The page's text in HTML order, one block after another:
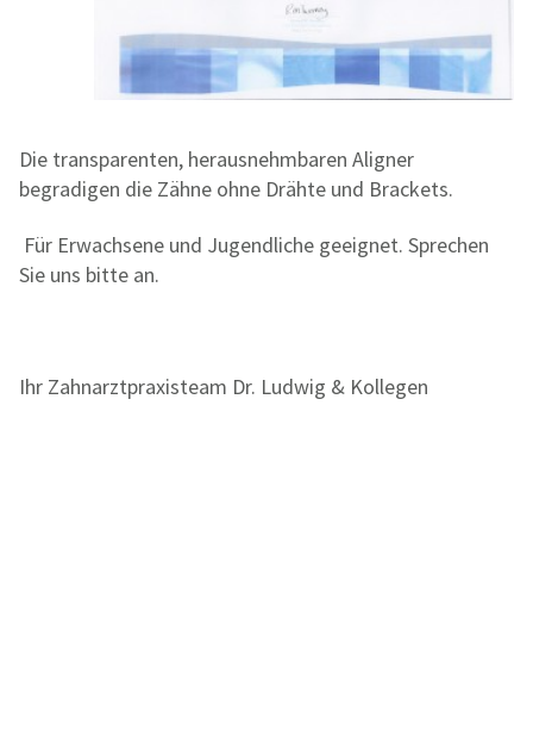
Die transparenten, herausnehmbaren Aligner
begradigen die Zähne ohne Drähte und Brackets.
Für Erwachsene und Jugendliche geeignet. Sprechen
Sie uns bitte an.
Ihr Zahnarztpraxisteam Dr. Ludwig & Kollegen